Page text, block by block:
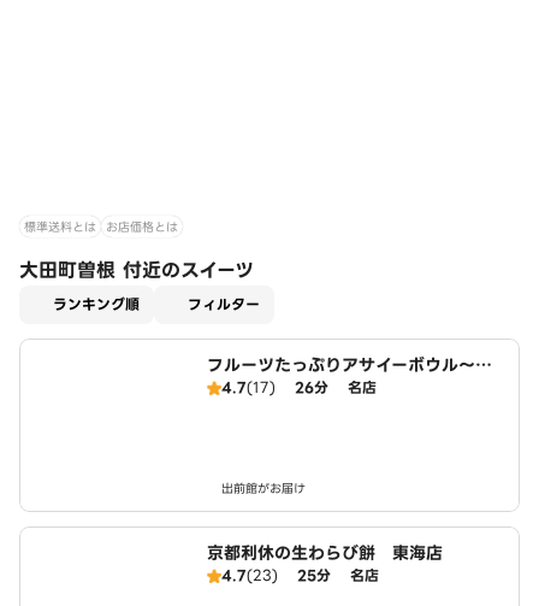
標準送料とは お店価格とは
大田町曽根 付近のスイーツ
ランキング順 フィルター
フルーツたっぷりアサイーボウル～ワ
イキキ・ボウルズ 東海店
4.7(17) 26分 名店
出前館がお届け
京都利休の生わらび餅 東海店
4.7(23) 25分 名店